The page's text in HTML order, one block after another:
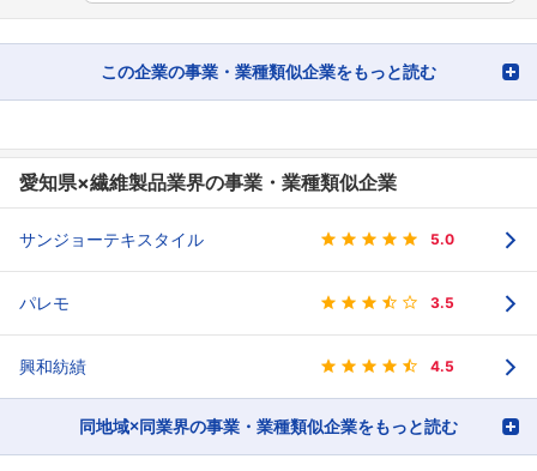
この企業の事業・業種類似企業をもっと読む
愛知県×繊維製品業界の事業・業種類似企業
サンジョーテキスタイル 5.0
パレモ 3.5
興和紡績 4.5
同地域×同業界の事業・業種類似企業をもっと読む